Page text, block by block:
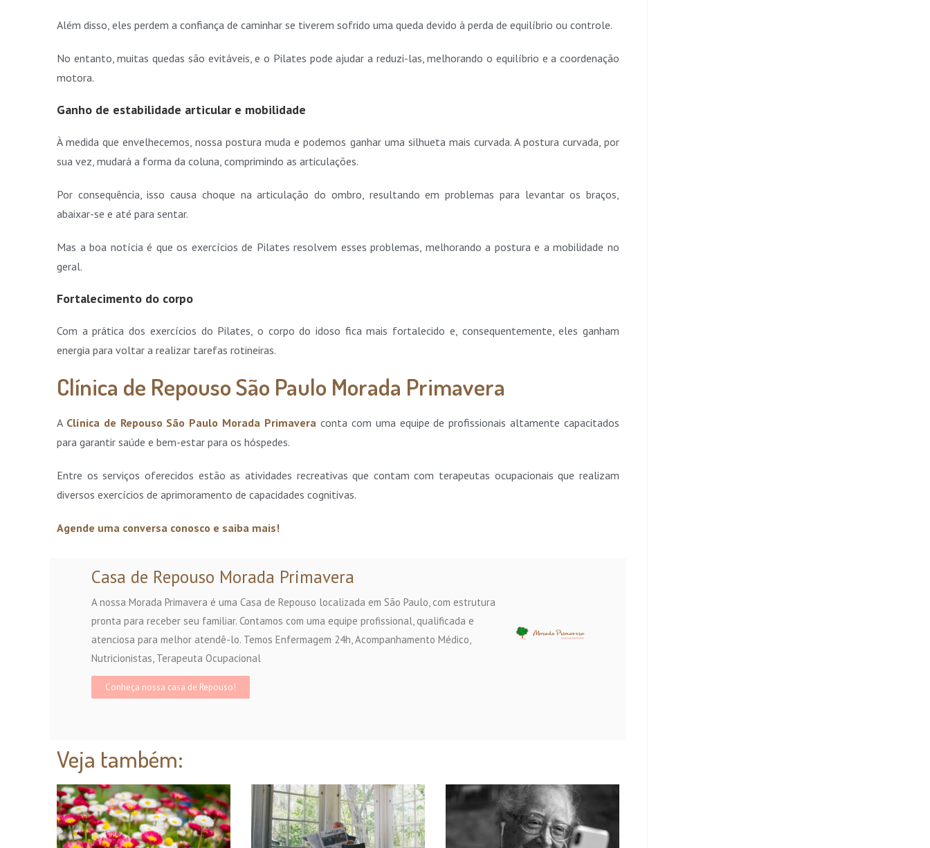
Além disso, eles perdem a confiança de caminhar se tiverem sofrido uma queda devido à perda de equilíbrio ou controle.
No entanto, muitas quedas são evitáveis, ​​e o Pilates pode ajudar a reduzi-las, melhorando o equilíbrio e a coordenação
motora.
Ganho de estabilidade articular e mobilidade
À medida que envelhecemos, nossa postura muda e podemos ganhar uma silhueta mais curvada. A postura curvada, por
sua vez, mudará a forma da coluna, comprimindo as articulações.
Por consequência, isso causa choque na articulação do ombro, resultando em problemas para levantar os braços,
abaixar-se e até para sentar.
Mas a boa notícia é que os exercícios de Pilates resolvem esses problemas, melhorando a postura e a mobilidade no
geral.
Fortalecimento do corpo
Com a prática dos exercícios do Pilates, o corpo do idoso fica mais fortalecido e, consequentemente, eles ganham
energia para voltar a realizar tarefas rotineiras.
Clínica de Repouso São Paulo Morada Primavera
A Clínica de Repouso São Paulo Morada Primavera conta com uma equipe de profissionais altamente capacitados
para garantir saúde e bem-estar para os hóspedes.
Entre os serviços oferecidos estão as atividades recreativas que contam com terapeutas ocupacionais que realizam
diversos exercícios de aprimoramento de capacidades cognitivas.
Agende uma conversa conosco e saiba mais!
Casa de Repouso Morada Primavera
A nossa Morada Primavera é uma Casa de Repouso localizada em São Paulo, com estrutura
pronta para receber seu familiar. Contamos com uma equipe profissional, qualificada e
atenciosa para melhor atendê-lo. Temos Enfermagem 24h, Acompanhamento Médico,
Nutricionistas, Terapeuta Ocupacional
Conheça nossa casa de Repouso!
Veja também: